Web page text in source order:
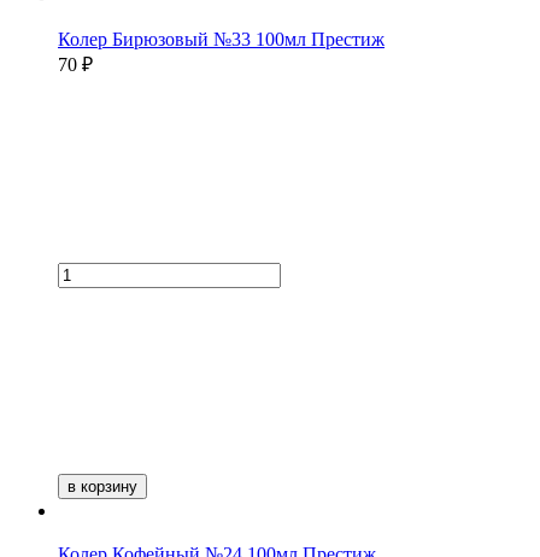
Колер Бирюзовый №33 100мл Престиж
70 ₽
в корзину